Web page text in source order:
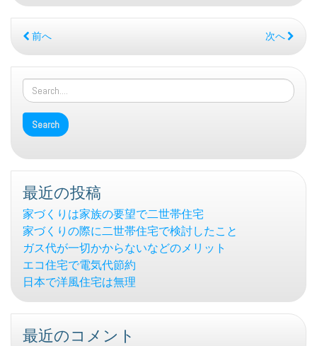
前へ 次へ
最近の投稿
家づくりは家族の要望で二世帯住宅
家づくりの際に二世帯住宅で検討したこと
ガス代が一切かからないなどのメリット
エコ住宅で電気代節約
日本で洋風住宅は無理
最近のコメント